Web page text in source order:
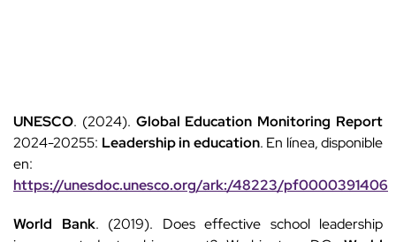
UNESCO. (2024). Global Education Monitoring Report
2024-20255: Leadership in education. En línea, disponible
en:
https://unesdoc.unesco.org/ark:/48223/pf0000391406
World Bank. (2019). Does effective school leadership